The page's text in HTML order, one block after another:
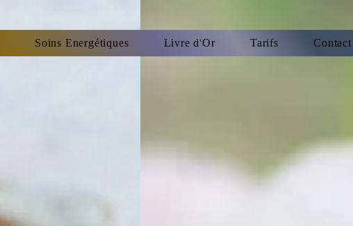
Soins Energétiques Livre d'Or Tarifs Contact